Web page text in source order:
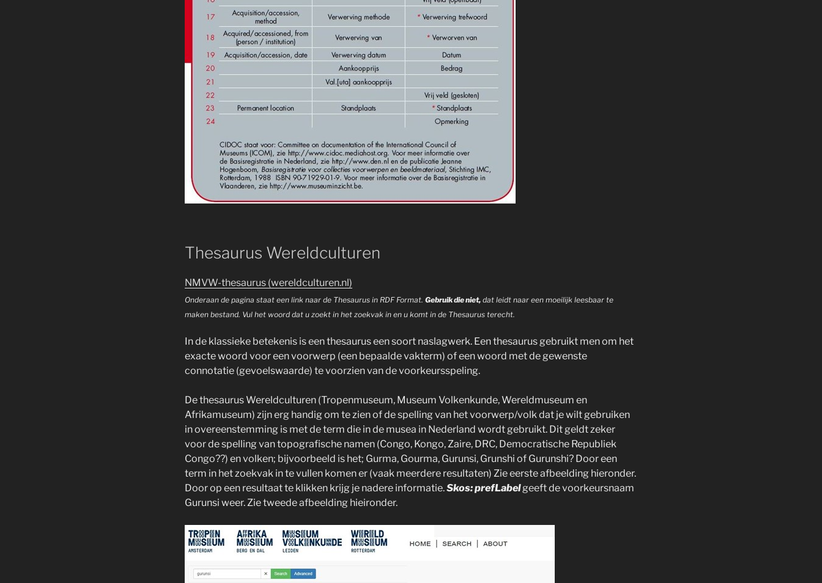
Thesaurus Wereldculturen
NMVW-thesaurus (wereldculturen.nl)
Onderaan de pagina staat een link naar de Thesaurus in RDF Format. Gebruik die niet, dat leidt naar een moeilijk leesbaar te
maken bestand. Vul het woord dat u zoekt in het zoekvak in en u komt in de Thesaurus terecht.
In de klassieke betekenis is een thesaurus een soort naslagwerk. Een thesaurus gebruikt men om het
exacte woord voor een voorwerp (een bepaalde vakterm) of een woord met de gewenste
connotatie (gevoelswaarde) te voorzien van de voorkeursspeling.
De thesaurus Wereldculturen (Tropenmuseum, Museum Volkenkunde, Wereldmuseum en
Afrikamuseum) zijn erg handig om te zien of de spelling van het voorwerp/volk dat je wilt gebruiken
in overeenstemming is met de term die in de musea in Nederland wordt gebruikt. Dit geldt zeker
voor de spelling van topografische namen (Congo, Kongo, Zaire, DRC, Democratische Republiek
Congo??) en volken; bijvoorbeeld is het; Gurma, Gourma, Gurunsi, Grunshi of Gurunshi? Door een
term in het zoekvak in te vullen komen er (vaak meerdere resultaten) Zie eerste afbeelding hieronder.
Door op een resultaat te klikken krijg je nadere informatie.Skos: prefLabelgeeft de voorkeursnaam
Gurunsi weer. Zie tweede afbeelding hieironder.